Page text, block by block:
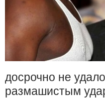
досрочно не
размашистым